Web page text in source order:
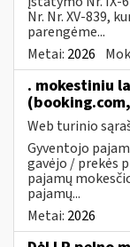
Nr. Nr. XV-839,
parengėme...
Metai: 2026
. mokestiniu
Web turinio
Gyventojo
gavėjo / prekės
pajamų
pajamų...
Metai: 2026